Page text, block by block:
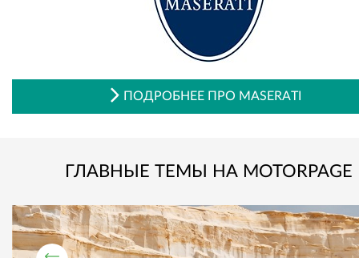
ПОДРОБНЕЕ ПРО MASERATI
ГЛАВНЫЕ ТЕМЫ НА MOTORPAGE